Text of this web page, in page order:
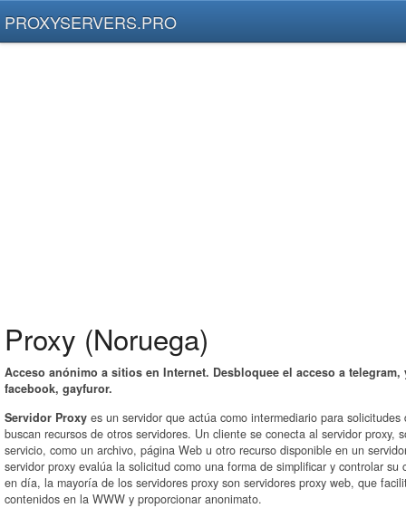
PROXYSERVERS.PRO
Proxy (Noruega)
Acceso anónimo a sitios en Internet. Desbloquee el acceso a telegram,
facebook, gayfuror.
Servidor Proxy es un servidor que actúa como intermediario para
buscan recursos de otros servidores. Un cliente se conecta al servidor proxy,
servicio, como un archivo, página Web u otro recurso disponible en un
servidor proxy evalúa la solicitud como una forma de simplificar y controlar su
en día, la mayoría de los servidores proxy son servidores proxy web, que
contenidos en la WWW y proporcionar anonimato.